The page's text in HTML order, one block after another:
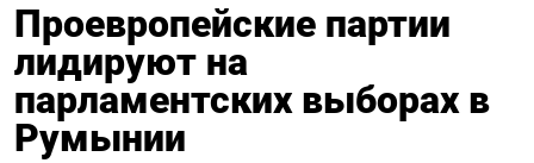
Проевропейские партии
лидируют на
парламентских выборах в
Румынии